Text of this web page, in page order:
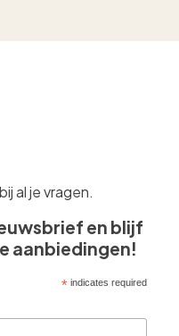
al je vragen.
en blijf
aanbiedingen!
*indicates required